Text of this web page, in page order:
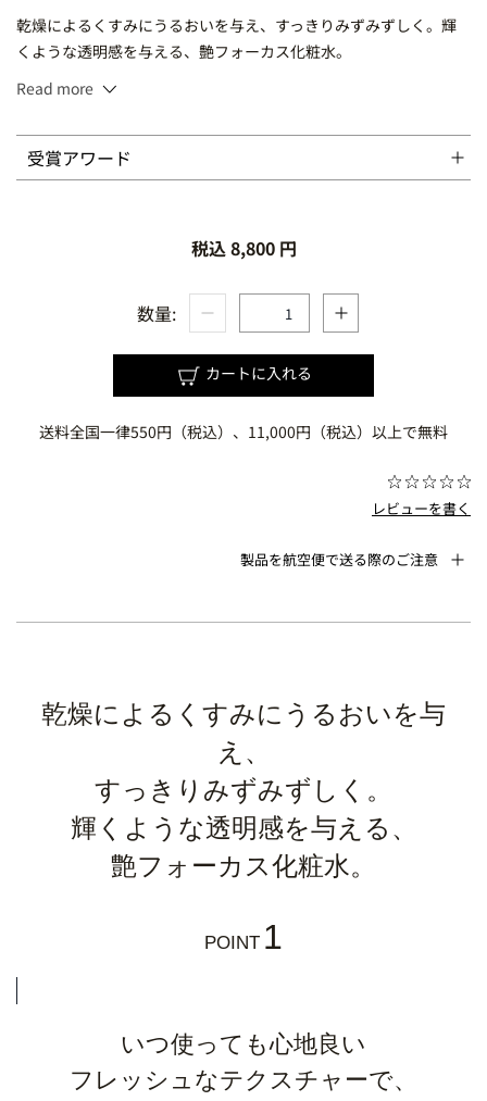
乾燥によるくすみにうるおいを与え、すっきりみずみずしく。輝
くような透明感を与える、艶フォーカス化粧水。
Read more
受賞アワード
税込 8,800 円
数量:
カートに入れる
送料全国一律550円（税込）、11,000円（税込）以上で無料
レビューを書く
製品を航空便で送る際のご注意
乾燥によるくすみにうるおいを与
え、
すっきりみずみずしく。
輝くような透明感を与える、
艶フォーカス化粧水。
POINT 1
いつ使っても心地良い
フレッシュなテクスチャーで、